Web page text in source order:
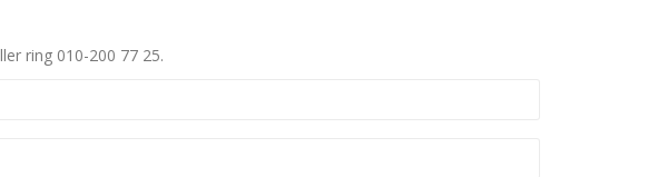
ring 010-200 77 25.